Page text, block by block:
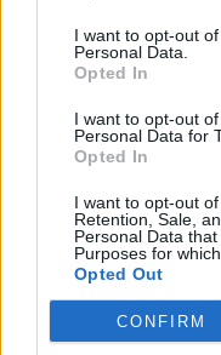
I want to opt-out
Personal Data.
Opted In
I want to opt-out
Personal Data for
Opted In
I want to opt-out
Retention, Sale,
Personal Data
Purposes for
Opted Out
CONFIRM
MOOD OF THE DAY ΜΆΙ 18,2024
Ουάου!!! Όπως
ζεύγος Jay-Z/
δυσκολεύονται
παραμύθα